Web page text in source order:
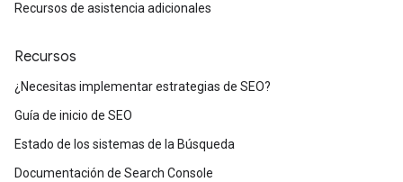
Recursos de asistencia adicionales
Recursos
¿Necesitas implementar estrategias de SEO?
Guía de inicio de SEO
Estado de los sistemas de la Búsqueda
Documentación de Search Console